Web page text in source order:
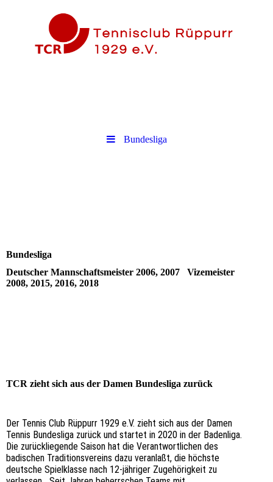
Bundesliga
Bundesliga
Deutscher Mannschaftsmeister 2006, 2007 Vizemeister
2008, 2015, 2016, 2018
TCR zieht sich aus der Damen Bundesliga zurück
Der Tennis Club Rüppurr 1929 e.V. zieht sich aus der Damen
Tennis Bundesliga zurück und startet in 2020 in der Badenliga.
Die zurückliegende Saison hat die Verantwortlichen des
badischen Traditionsvereins dazu veranlaßt, die höchste
deutsche Spielklasse nach 12-jähriger Zugehörigkeit zu